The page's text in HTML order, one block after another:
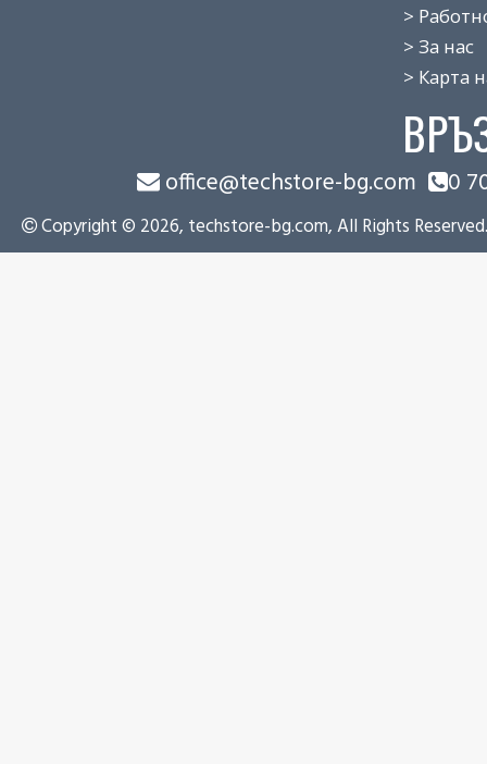
> Работно
> За нас
> Карта на
office@techstore-bg.com 0
Copyright © 2026, techstore-bg.com, All Rights Reserved.